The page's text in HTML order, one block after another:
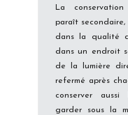
La
paraît
dans la qualité
dans un endroit
de la lumière
refermé après
conserver aussi
garder sous la